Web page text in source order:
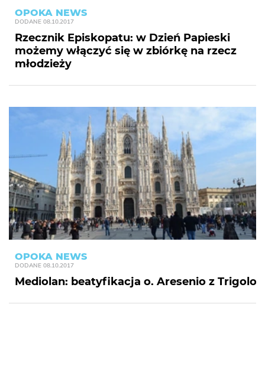
OPOKA NEWS
DODANE 08.10.2017
Rzecznik Episkopatu: w Dzień Papieski
możemy włączyć się w zbiórkę na rzecz
młodzieży
OPOKA NEWS
DODANE 08.10.2017
Mediolan: beatyfikacja o. Aresenio z Trigolo